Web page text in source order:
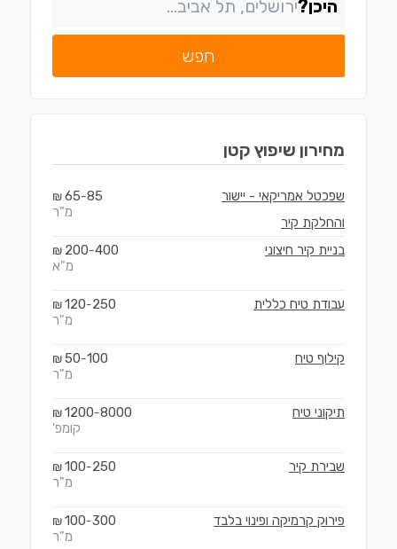
היכן?
חפש
מחירון שיפוץ קטן
שפכטל אמריקאי - יישור
והחלקת קיר
65-85
₪
מ"ר
בניית קיר חיצוני 200-400
₪
מ"א
עבודת טיח כללית 120-250
₪
מ"ר
קילוף טיח 50-100
₪
מ"ר
תיקוני טיח 1200-8000
₪
קומפ'
שבירת קיר 100-250
₪
מ"ר
פירוק קרמיקה ופינוי בלבד 100-300
₪
מ"ר